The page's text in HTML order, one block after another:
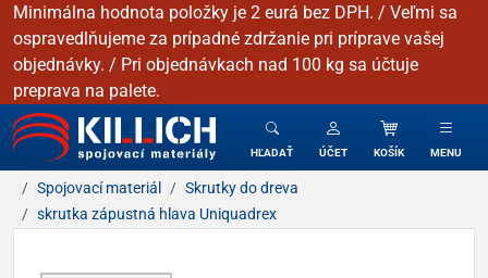
Minimálna hodnota položky je 2 eurá bez DPH. / Veľmi sa
ospravedlňujeme za prípadné zdržanie pri príprave vašej
objednávky. / Pri objednávkach nad 100 kg sa účtuje
preprava na palete.
KILLICH - Spojovacie materiály
HĽADAŤ ÚČET KOŠÍK MENU
Spojovací materiál
Skrutky do dreva
skrutka zápustná hlava Uniquadrex